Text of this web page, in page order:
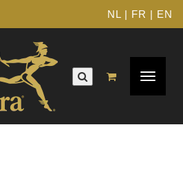
NL | FR | EN
Toggle